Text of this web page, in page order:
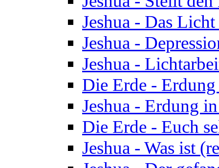
Jeshua - Das
Jeshua -
Jeshua -
Die Erde -
Jeshua - Erdung
Die Erde - Euch
Jeshua - Was ist